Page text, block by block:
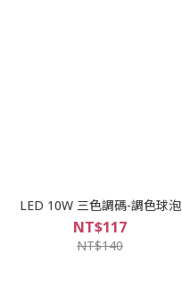
LED 10W 三色調碼-調色球泡
NT$117
NT$140